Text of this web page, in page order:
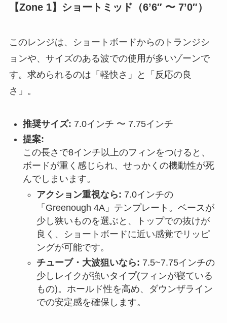
【Zone 1】ショートミッド（6’6″ 〜 7’0″）
このレンジは、ショートボードからのトランジシ
ョンや、サイズのある波での使用が多いゾーンで
す。求められるのは「軽快さ」と「反応の良
さ」。
推奨サイズ: 7.0インチ 〜 7.75インチ
提案:
この長さで8インチ以上のフィンをつけると、
ボードが重く感じられ、せっかくの機動性が死
んでしまいます。
アクション重視なら: 7.0インチの
「Greenough 4A」テンプレート。ベースが
少し狭いものを選ぶと、トップでの抜けが
良く、ショートボードに近い感覚でリッピ
ングが可能です。
チューブ・大波狙いなら: 7.5~7.75インチの
少しレイクが強いタイプ(フィンが寝ている
もの)。ホールド性を高め、ダウンザライン
での安定感を確保します。